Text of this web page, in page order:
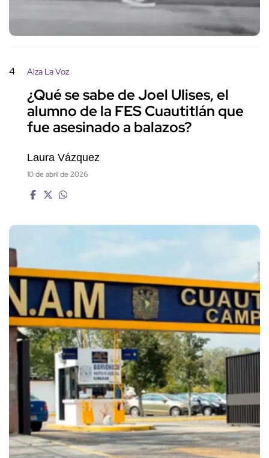
4 Alza La Voz
¿Qué se sabe de Joel Ulises, el
alumno de la FES Cuautitlán que
fue asesinado a balazos?
Laura Vázquez
10 de abril de 2026